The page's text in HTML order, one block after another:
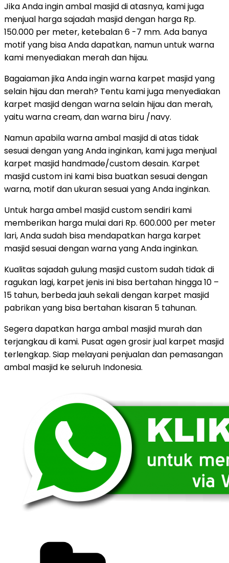
Jika Anda ingin ambal masjid di atasnya, kami juga
menjual harga sajadah masjid dengan harga Rp.
150.000 per meter, ketebalan 6 -7 mm. Ada banya
motif yang bisa Anda dapatkan, namun untuk warna
kami menyediakan merah dan hijau.
Bagaiaman jika Anda ingin warna karpet masjid yang
selain hijau dan merah? Tentu kami juga menyediakan
karpet masjid dengan warna selain hijau dan merah,
yaitu warna cream, dan warna biru /navy.
Namun apabila warna ambal masjid di atas tidak
sesuai dengan yang Anda inginkan, kami juga menjual
karpet masjid handmade/custom desain. Karpet
masjid custom ini kami bisa buatkan sesuai dengan
warna, motif dan ukuran sesuai yang Anda inginkan.
Untuk harga ambel masjid custom sendiri kami
memberikan harga mulai dari Rp. 600.000 per meter
lari, Anda sudah bisa mendapatkan harga karpet
masjid sesuai dengan warna yang Anda inginkan.
Kualitas sajadah gulung masjid custom sudah tidak di
ragukan lagi, karpet jenis ini bisa bertahan hingga 10 –
15 tahun, berbeda jauh sekali dengan karpet masjid
pabrikan yang bisa bertahan kisaran 5 tahunan.
Segera dapatkan harga ambal masjid murah dan
terjangkau di kami. Pusat agen grosir jual karpet masjid
terlengkap. Siap melayani penjualan dan pemasangan
ambal masjid ke seluruh Indonesia.